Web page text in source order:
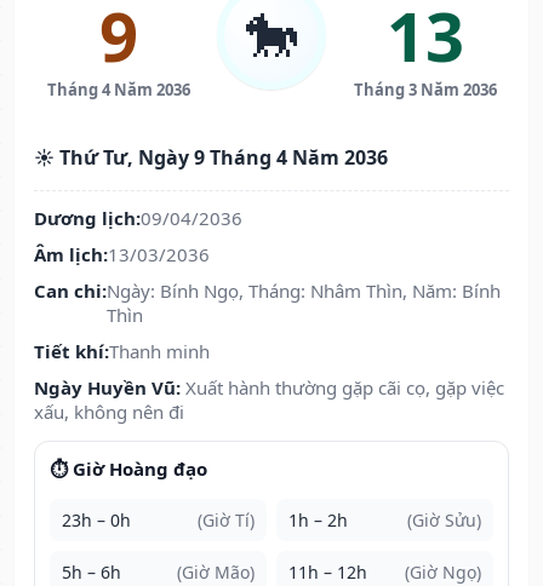
9
Tháng 4 Năm 2036
🐎 13
Tháng 3 Năm 2036
☀️ Thứ Tư, Ngày 9 Tháng 4 Năm 2036
Dương lịch:09/04/2036
Âm lịch:13/03/2036
Can chi:Ngày: Bính Ngọ, Tháng: Nhâm Thìn, Năm: Bính
Thìn
Tiết khí:Thanh minh
Ngày Huyền Vũ: Xuất hành thường gặp cãi cọ, gặp việc
xấu, không nên đi
⏱️ Giờ Hoàng đạo
23h – 0h (Giờ Tí) 1h – 2h (Giờ Sửu)
5h – 6h (Giờ Mão) 11h – 12h (Giờ Ngọ)